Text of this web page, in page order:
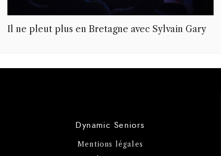
Il ne pleut plus en Bretagne avec Sylvain Gary
Dynamic Seniors
Mentions légales